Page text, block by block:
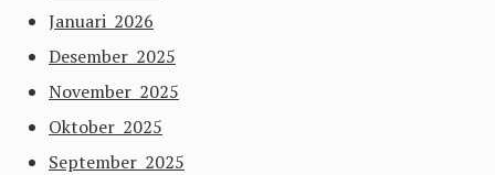
Januari 2026
Desember 2025
November 2025
Oktober 2025
September 2025